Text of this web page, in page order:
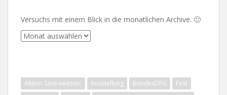
Versuchs mit einem Blick in die monatlichen Archive. 🙂
Archive
Aktion Saunawasser Ausstellung BundesDFG
Fest